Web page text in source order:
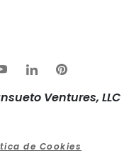
Ventures, LLC
de Cookies